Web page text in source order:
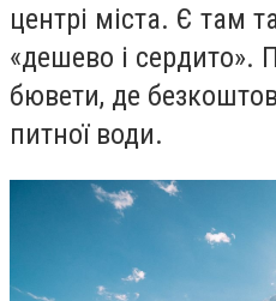
центрі міста. Є там
«дешево і сердито».
бювети, де
питної води.